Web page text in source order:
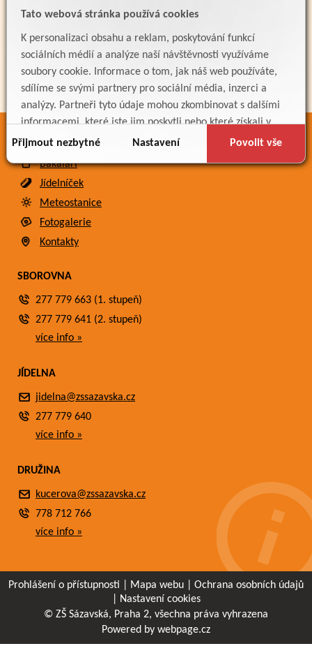
Tato webová stránka používá cookies
K personalizaci obsahu a reklam, poskytování funkcí
sociálních médií a analýze naší návštěvnosti využíváme
soubory cookie. Informace o tom, jak náš web používáte,
sdílíme se svými partnery pro sociální média, inzerci a
analýzy. Partneři tyto údaje mohou zkombinovat s dalšími
informacemi, které jste jim poskytli nebo které získali v
důsledku toho, že používáte jejich služby.
Přijmout nezbytné Nastavení Povolit vše
ODKAZY
Bakaláři
Jídelníček
Meteostanice
Fotogalerie
Kontakty
SBOROVNA
277 779 663 (1. stupeň)
277 779 641 (2. stupeň)
více info »
JÍDELNA
jidelna@zssazavska.cz
277 779 640
více info »
DRUŽINA
kucerova@zssazavska.cz
778 712 766
více info »
Prohlášení o přístupnosti Mapa webu
Ochrana osobních údajů
Nastavení cookies
© ZŠ Sázavská, Praha 2, všechna práva vyhrazena
Powered by webpage.cz